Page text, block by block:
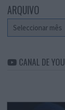
ARQUIVO
Arquivo
CANAL DE